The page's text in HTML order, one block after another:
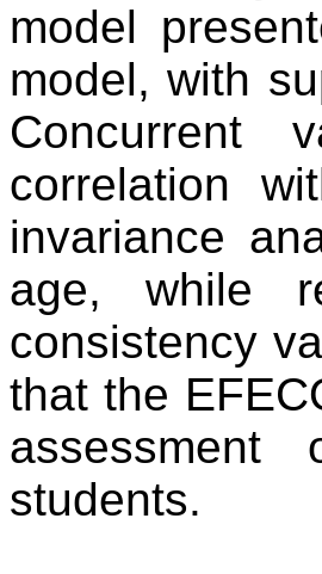
model
model, with
Concurrent
correlation
invariance
age, while
consistency
that the
assessment
students.